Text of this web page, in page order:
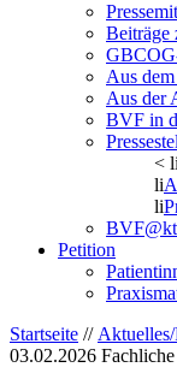
Beiträge
Aus
Aus der
BVF in
< li
li
li
Petition
Startseite // Aktuelles/
03.02.2026